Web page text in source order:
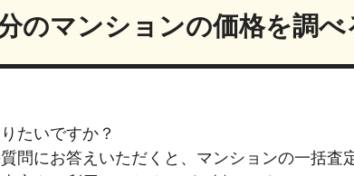
のマンションの価格を調べ
たいですか？
問にお答えいただくと、マンションの一括査